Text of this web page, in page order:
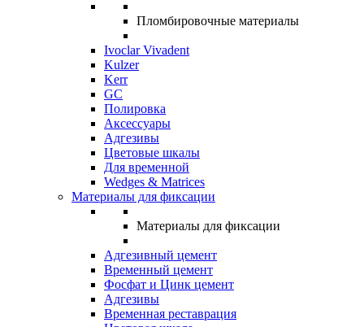
Пломбировочные материалы
Ivoclar Vivadent
Kulzer
Kerr
GC
Полировка
Аксессуары
Адгезивы
Цветовые шкалы
Для временной
Wedges & Matrices
Материалы для фиксации
Материалы для фиксации
Адгезивный цемент
Временный цемент
Фосфат и Цинк цемент
Адгезивы
Временная реставрация